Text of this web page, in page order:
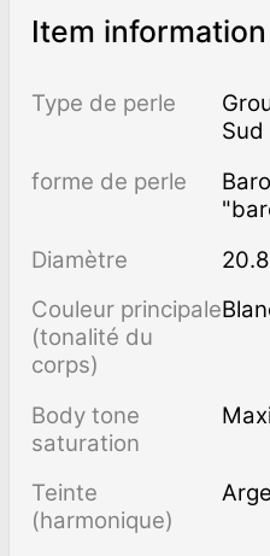
Item information
Type de perle
Groupe blanc des mers du
Sud
forme de perle
Baroque (faux -
Diamètre
Couleur principale
(tonalité du
corps)
Body tone
saturation
Teinte
(harmonique)